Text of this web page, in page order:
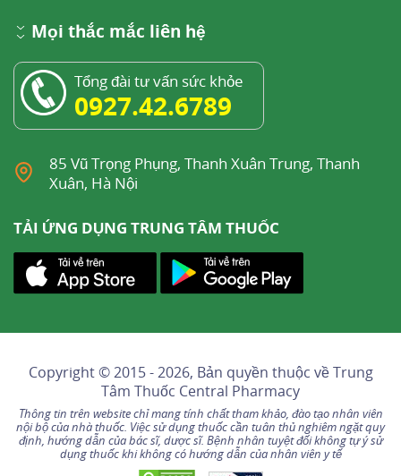
thuộc vào liều, ngoại trừ chóng mặt, bất thường
về khả năng nhìn và nhịp tim chậm. Thường gặp
nhất làchóng mặt(khoảng 10%) và nhức đầu
(khoảng 5%).
9.1 Rất thường gặp
Toàn thân: suy nhược (mệt mỏi).
TKTW: đau đầu, chóng mặt.
Tim mạch: suy tim, hạ huyết áp.
9.2 Thường gặp
Toàn thân: đau cơ tứ chi.
Tâm thần: trầm cảm, tâm trạng chán nản.
Tim mạch: nhịp tim chậm, phù, tăng thể tích
máu, quá tải dịch, tụt huyết áp tư thế, rối loạn
Mọi thắc mắc liên hệ
Tổng đài tư vấn sức khỏe
0927.42.6789
85 Vũ Trọng Phụng, Thanh Xuân Trung, Thanh
Xuân, Hà Nội
TẢI ỨNG DỤNG TRUNG TÂM THUỐC
Copyright © 2015 - 2026, Bản quyền thuộc vềTrung
Tâm Thuốc Central Pharmacy
Thông tin trên website chỉ mang tính chất tham khảo, đào tạo nhân viên
nội bộ của nhà thuốc. Việc sử dụng thuốc cần tuân thủ nghiêm ngặt quy
định, hướng dẫn của bác sĩ, dược sĩ. Bệnh nhân tuyệt đối không tự ý sử
dụng thuốc khi không có hướng dẫn của nhân viên y tế